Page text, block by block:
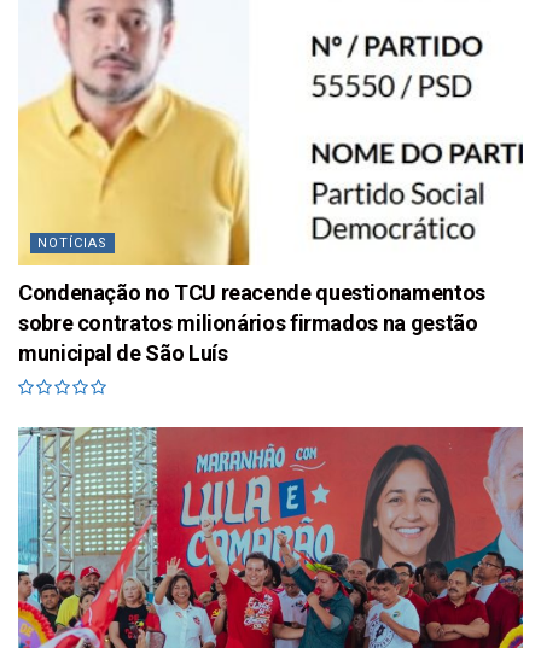
NOTÍCIAS
Condenação no TCU reacende questionamentos
sobre contratos milionários firmados na gestão
municipal de São Luís